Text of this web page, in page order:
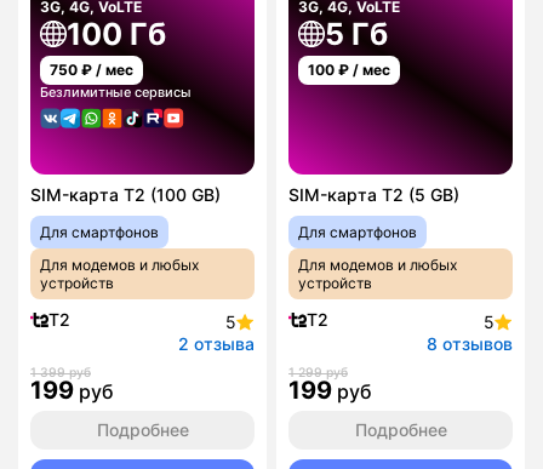
3G, 4G, VoLTE
100 Гб
750 ₽ / мес
Безлимитные сервисы
SIM-карта T2 (100 GB)
Для смартфонов
Для модемов и любых
устройств
T2
5
2 отзыва
1 399 руб
199 руб
Подробнее
3G, 4G, VoLTE
5 Гб
100 ₽ / мес
SIM-карта T2 (5 GB)
Для смартфонов
Для модемов и любых
устройств
T2
5
8 отзывов
1 299 руб
199 руб
Подробнее